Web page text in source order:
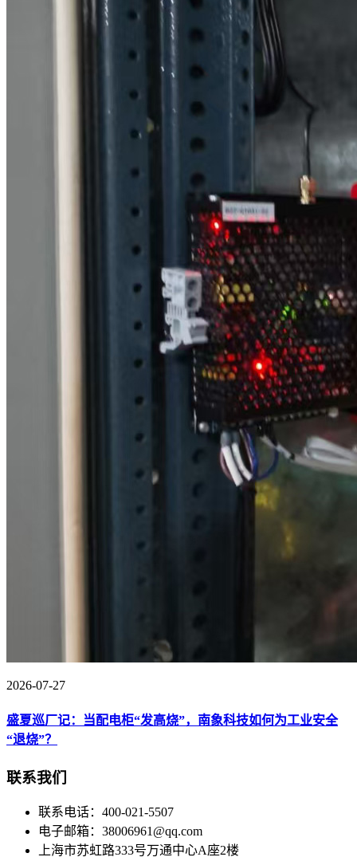
2026-07-27
盛夏巡厂记：当配电柜“发高烧”，南象科技如何为工业安全
“退烧”？
联系我们
联系电话：400-021-5507
电子邮箱：38006961@qq.com
上海市苏虹路333号万通中心A座2楼